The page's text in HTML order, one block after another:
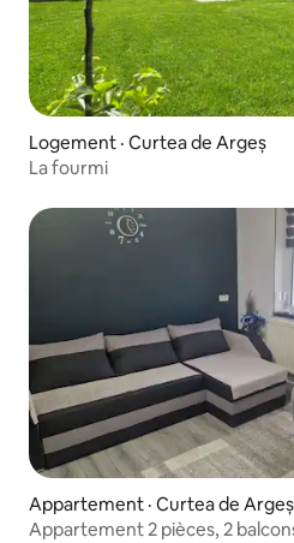
Logement · Curtea de Argeș
La fourmi
Appartement · Curtea de Argeș
Appartement 2 pièces, 2